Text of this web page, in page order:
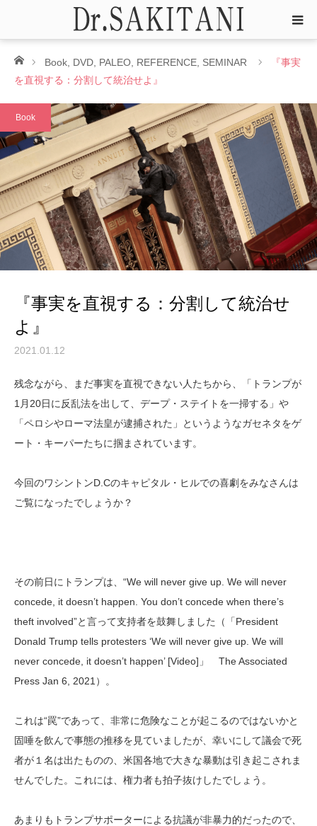
ホームBook DVD PALEO REFERENCE SEMINAR
『事実
を直視する：分割して統治せよ』
Book
『事実を直視する：分割して統治せ
よ』
2021.01.12
残念ながら、まだ事実を直視できない人たちから、「トランプが
1月20日に反乱法を出して、デープ・ステイトを一掃する」や
「ペロシやローマ法皇が逮捕された」というようなガセネタをゲ
ート・キーパーたちに掴まされています。
今回のワシントンD.Cのキャピタル・ヒルでの喜劇をみなさんは
ご覧になったでしょうか？
その前日にトランプは、“We will never give up. We will never
concede, it doesn’t happen. You don’t concede when there’s
theft involved”と言って支持者を鼓舞しました（「President
Donald Trump tells protesters ‘We will never give up. We will
never concede, it doesn’t happen’ [Video]」 The Associated
Press Jan 6, 2021）。
これは“罠”であって、非常に危険なことが起こるのではないかと
固唾を飲んで事態の推移を見ていましたが、幸いにして議会で死
者が１名は出たものの、米国各地で大きな暴動は引き起こされま
せんでした。これには、権力者も拍子抜けしたでしょう。
あまりもトランプサポーターによる抗議が非暴力的だったので、